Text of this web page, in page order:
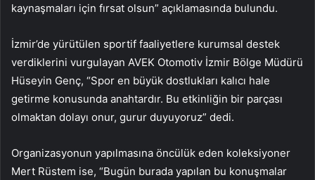
kaynaşmaları için fırsat olsun” açıklamasında bulundu.
İzmir’de yürütülen sportif faaliyetlere kurumsal destek
verdiklerini vurgulayan AVEK Otomotiv İzmir Bölge Müdürü
Hüseyin Genç, “Spor en büyük dostlukları kalıcı hale
getirme konusunda anahtardır. Bu etkinliğin bir parçası
olmaktan dolayı onur, gurur duyuyoruz” dedi.
Organizasyonun yapılmasına öncülük eden koleksiyoner
Mert Rüstem ise, “Bugün burada yapılan bu konuşmalar